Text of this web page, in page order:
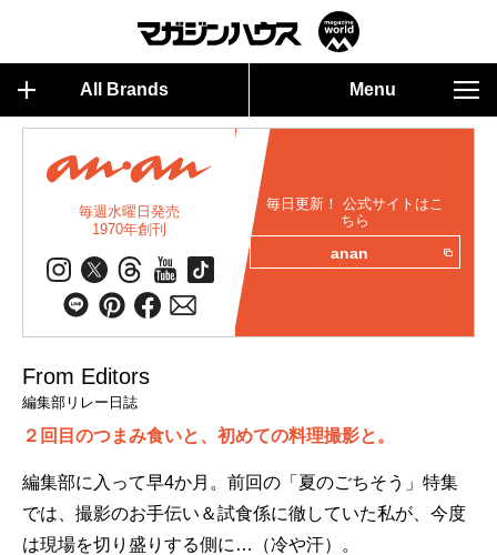
All Brands Menu
毎週水曜日発売
1970年創刊
毎日更新！ 公式サイトはこ
ちら
anan
From Editors
編集部リレー日誌
２回目のつまみ食いと、初めての料理撮影と。
編集部に入って早4か月。前回の「夏のごちそう」特集
では、撮影のお手伝い＆試食係に徹していた私が、今度
は現場を切り盛りする側に…（冷や汗）。